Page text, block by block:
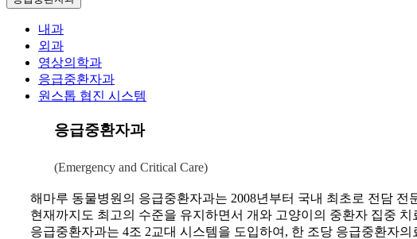
내과
외과
영상의학과
응급중환자과
원스톱 협진 시스템
응급중환자과
(Emergency and Critical Care)
해마루 동물병원의 응급중환자과는 2008년부터 국내 최초로 전담
현재까지도 최고의 수준을 유지하면서 개와 고양이의 중환자 집중
응급중환자과는 4조 2교대 시스템을 도입하여, 한 조당 응급중환자